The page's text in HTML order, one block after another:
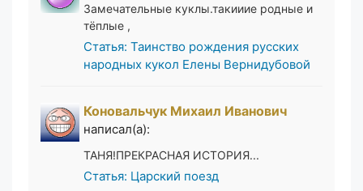
Замечательные куклы.такииие родные и
тёплые ,
Статья: Таинство рождения русских
народных кукол Елены Вернидубовой
Коновальчук Михаил Иванович
написал(а):
ТАНЯ!ПРЕКРАСНАЯ ИСТОРИЯ...
Статья: Царский поезд